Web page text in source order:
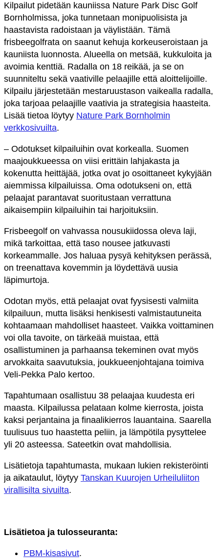
Kilpailut pidetään kauniissa Nature Park Disc Golf
Bornholmissa, joka tunnetaan monipuolisista ja
haastavista radoistaan ja väylistään. Tämä
frisbeegolfrata on saanut kehuja korkeuseroistaan ja
kauniista luonnosta. Alueella on metsää, kukkuloita ja
avoimia kenttiä. Radalla on 18 reikää, ja se on
suunniteltu sekä vaativille pelaajille että aloittelijoille.
Kilpailu järjestetään mestaruustason vaikealla radalla,
joka tarjoaa pelaajille vaativia ja strategisia haasteita.
Lisää tietoa löytyy Nature Park Bornholmin
verkkosivuilta.
– Odotukset kilpailuihin ovat korkealla. Suomen
maajoukkueessa on viisi erittäin lahjakasta ja
kokenutta heittäjää, jotka ovat jo osoittaneet kykyjään
aiemmissa kilpailuissa. Oma odotukseni on, että
pelaajat parantavat suoritustaan verrattuna
aikaisempiin kilpailuihin tai harjoituksiin.
Frisbeegolf on vahvassa nousukiidossa oleva laji,
mikä tarkoittaa, että taso nousee jatkuvasti
korkeammalle. Jos haluaa pysyä kehityksen perässä,
on treenattava kovemmin ja löydettävä uusia
läpimurtoja.
Odotan myös, että pelaajat ovat fyysisesti valmiita
kilpailuun, mutta lisäksi henkisesti valmistautuneita
kohtaamaan mahdolliset haasteet. Vaikka voittaminen
voi olla tavoite, on tärkeää muistaa, että
osallistuminen ja parhaansa tekeminen ovat myös
arvokkaita saavutuksia, joukkueenjohtajana toimiva
Veli-Pekka Palo kertoo.
Tapahtumaan osallistuu 38 pelaajaa kuudesta eri
maasta. Kilpailussa pelataan kolme kierrosta, joista
kaksi perjantaina ja finaalikierros lauantaina. Saarella
tuulisuus tuo haastetta peliin, ja lämpötila pysyttelee
yli 20 asteessa. Sateetkin ovat mahdollisia.
Lisätietoja tapahtumasta, mukaan lukien rekisteröinti
ja aikataulut, löytyy Tanskan Kuurojen Urheiluliiton
virallisilta sivuilta​.
Lisätietoa ja tulosseuranta:
PBM-kisasivut.